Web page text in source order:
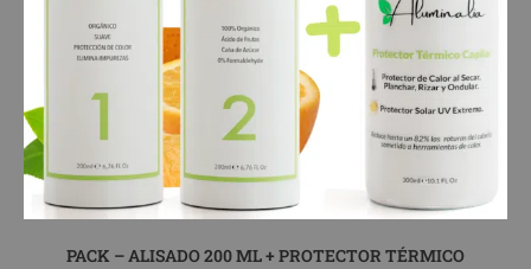
PACK – ALISADO 200 ML + PROTECTOR TÉRMICO